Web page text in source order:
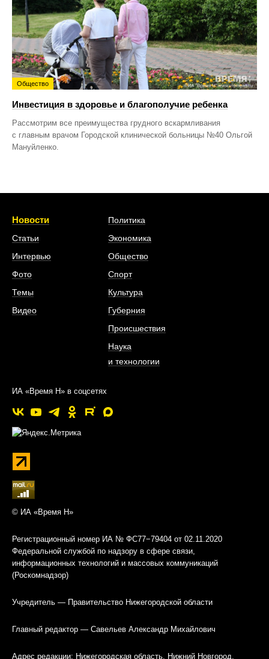
Общество
Инвестиция в здоровье и благополучие ребенка
Рассмотрим все преимущества грудного вскармливания
с главным врачом Городской клинической больницы №40 Ольгой
Мануйленко.
Новости
Статьи
Интервью
Фото
Темы
Видео
Политика
Экономика
Общество
Спорт
Культура
Губерния
Происшествия
Наука
и технологии
ИА «Время Н» в соцсетях
© ИА «Время Н»
Регистрационный номер ИА № ФС77−79404 от 02.11.2020
Федеральной службой по надзору в сфере связи,
информационных технологий и массовых коммуникаций
(Роскомнадзор)
Учредитель — Правительство Нижегородской области
Главный редактор — Савельев Александр Михайлович
Адрес редакции: Нижегородская область, Нижний Новгород,